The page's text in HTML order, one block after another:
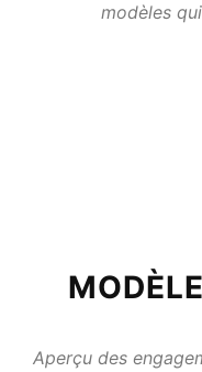
modèles
Aperçu des